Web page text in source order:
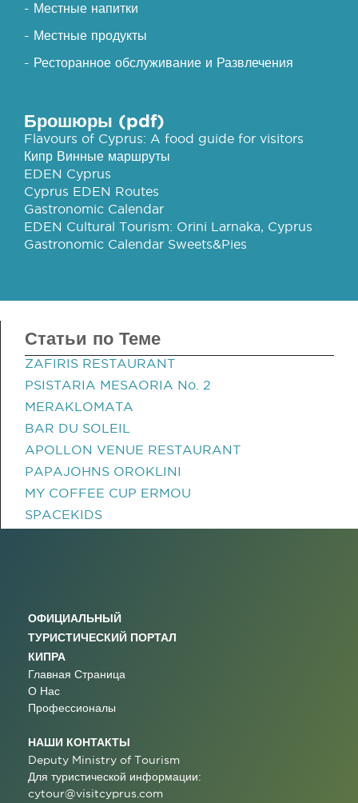
- Местные напитки
- Местные продукты
- Ресторанное обслуживание и Развлечения
Брошюры (pdf)
Flavours of Cyprus: A food guide for visitors
Кипр Винные маршруты
EDEN Cyprus
Cyprus EDEN Routes
Gastronomic Calendar
EDEN Cultural Tourism: Orini Larnaka, Cyprus
Gastronomic Calendar Sweets&Pies
Статьи по Теме
ZAFIRIS RESTAURANT
PSISTARIA MESAORIA No. 2
MERAKLOMATA
BAR DU SOLEIL
APOLLON VENUE RESTAURANT
PAPAJOHNS OROKLINI
MY COFFEE CUP ERMOU
SPACEKIDS
ОФИЦИАЛЬНЫЙ
ТУРИСТИЧЕСКИЙ ПОРТАЛ
КИПРА
Главная Страница
О Нас
Профессионалы
НАШИ КОНТАКТЫ
Deputy Ministry of Tourism
Для туристической информации:
cytour@visitcyprus.com